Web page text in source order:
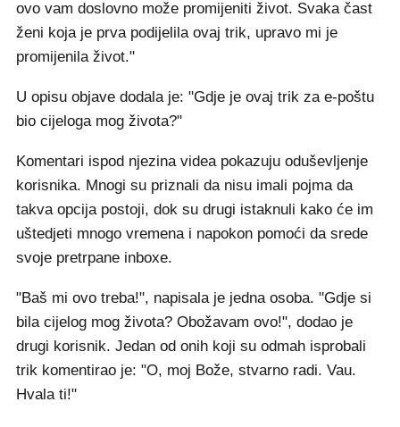
ovo vam doslovno može promijeniti život. Svaka čast
ženi koja je prva podijelila ovaj trik, upravo mi je
promijenila život."
U opisu objave dodala je: "Gdje je ovaj trik za e-poštu
bio cijeloga mog života?"
Komentari ispod njezina videa pokazuju oduševljenje
korisnika. Mnogi su priznali da nisu imali pojma da
takva opcija postoji, dok su drugi istaknuli kako će im
uštedjeti mnogo vremena i napokon pomoći da srede
svoje pretrpane inboxe.
"Baš mi ovo treba!", napisala je jedna osoba. "Gdje si
bila cijelog mog života? Obožavam ovo!", dodao je
drugi korisnik. Jedan od onih koji su odmah isprobali
trik komentirao je: "O, moj Bože, stvarno radi. Vau.
Hvala ti!"